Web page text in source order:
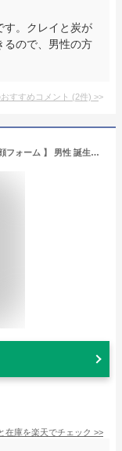
す。クレイと炭が
るので、男性の方
すすめコメント (2件) >
メンズ 洗顔料【 毛穴 角質 ニキビ 肌荒れ 洗顔フォーム 】 男性 誕生日 プレゼント ホワイトデー メンズコスメ スキンケア アウトドア スポーツ キャンプ ランニング ゴルフ サーフィン 自転車 登山 低刺激 無添加 KHAKI カーキ モイスチャーフェイスウォッシュ
在庫を楽天でチェック >>